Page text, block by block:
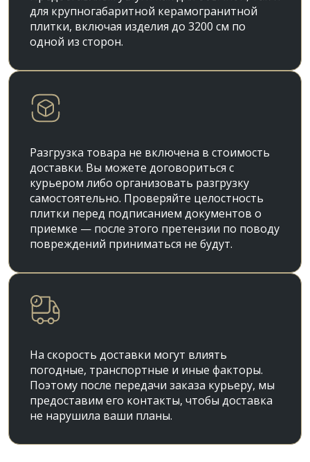
для крупногабаритной керамогранитной
плитки, включая изделия до 3200 см по
одной из сторон.
Разгрузка товара не включена в стоимость
доставки. Вы можете договориться с
курьером либо организовать разгрузку
самостоятельно. Проверяйте целостность
плитки перед подписанием документов о
приемке — после этого претензии по поводу
повреждений приниматься не будут.
На скорость доставки могут влиять
погодные, транспортные и иные факторы.
Поэтому после передачи заказа курьеру, мы
предоставим его контакты, чтобы доставка
не нарушила ваши планы.